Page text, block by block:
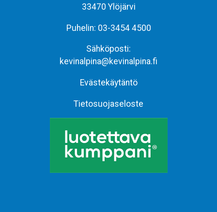
33470 Ylöjärvi
Puhelin: 03-3454 4500
Sähköposti:
kevinalpina@kevinalpina.fi
Evästekäytäntö
Tietosuojaseloste